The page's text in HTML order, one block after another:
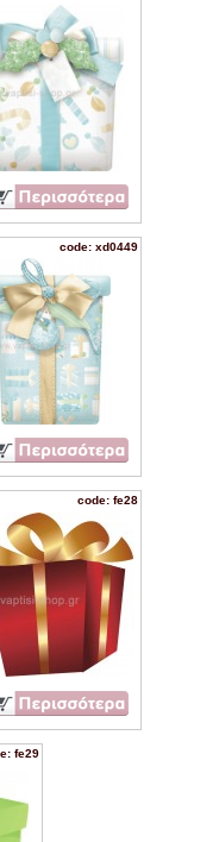
code: xd0449
code: fe28
fe29